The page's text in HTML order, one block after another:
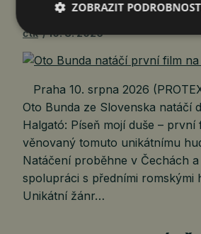
SVĚTĚ O HALGATU
čtk 10. 8. 2026
Praha 10. srpna 2026
Oto Bunda ze Slovenska natáčí
Halgató: Píseň mojí duše – první
věnovaný tomuto unikátnímu
Natáčení proběhne v Čechách
spolupráci s předními romskými
Unikátní žánr…
ZOBRAZIT